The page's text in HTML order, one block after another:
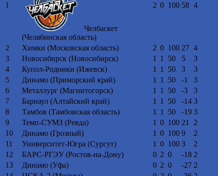
1
Челбаскет
(Челябинская область)
2 0 100 58 4
2 Химки (Московская область) 2 0 100 27 4
3
Новосибирск (Новосибирск) 1 1 50 5
3
4
Купол-Родники (Ижевск) 1 1 50 3
3
5
Динамо (Приморский край) 1 1 50 -1
3
6
Металлург (Магнитогорск) 1 1 50 -3
3
7
Барнаул (Алтайский край) 1 1 50 -14 3
8
Тамбов (Тамбовская область) 1 1 50 -19 3
9
Темп-СУМЗ (Ревда) 1 0 100 21
2
10
Динамо (Грозный) 1 0 100 9
2
11
Университет-Югра (Сургут) 1 0 100 3
2
12
БАРС-РГЭУ (Ростов-на-Дону) 0 2 0 -18 2
13
Динамо (Уфа) 0 2 0 -27 2